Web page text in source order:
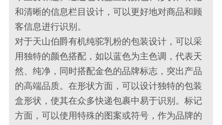
和清晰的信息栏目设计，可以更好地对商品和顾
客信息进行识别。
对于天山伯爵有机纯驼乳粉的包装设计，可以采
用独特的颜色搭配，如以蓝色为主色调，代表天
然、纯净，同时搭配金色的品牌标志，突出产品
的高端品质。在形状方面，可以设计独特的包装
盒形状，使其在众多快递包裹中易于识别。标记
方面，可以使用特殊的图案或符号，作为品牌的